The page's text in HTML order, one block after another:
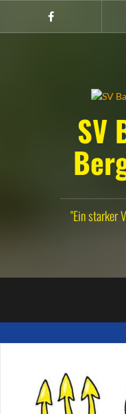
springen
Facebook
SV
"Ein starker